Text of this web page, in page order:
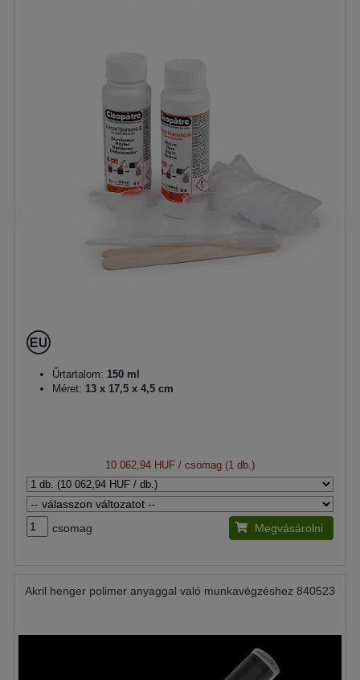
Űrtartalom: 150 ml
Méret: 13 x 17,5 x 4,5 cm
10 062,94 HUF / csomag (1 db.)
csomag Megvásárolni
Akril henger polimer anyaggal való munkavégzéshez 840523